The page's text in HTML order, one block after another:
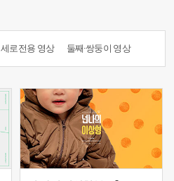
세로전용 영상 둘째·쌍둥이 영상